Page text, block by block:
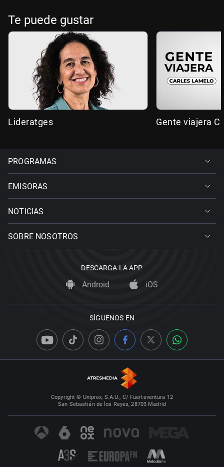
Te puede gustar
Lideratges Gente viajera
PROGRAMAS
EMISORAS
NOTICIAS
SOBRE NOSOTROS
DESCARGA LA APP
Android iOS
SÍGUENOS EN
Copyright © Uniprex, S.A.U., C/ Fuerteventura 12
San Sebastián de los Reyes, 28703 Madrid